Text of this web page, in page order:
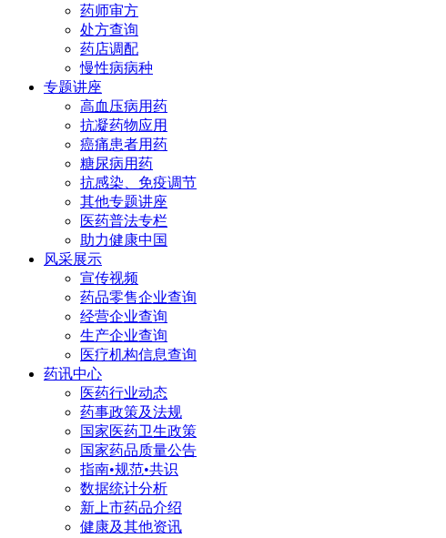
药师审方
处方查询
药店调配
慢性病病种
专题讲座
高血压病用药
抗凝药物应用
癌痛患者用药
糖尿病用药
抗感染、免疫调节
其他专题讲座
医药普法专栏
助力健康中国
风采展示
宣传视频
药品零售企业查询
经营企业查询
生产企业查询
医疗机构信息查询
药讯中心
医药行业动态
药事政策及法规
国家医药卫生政策
国家药品质量公告
指南•规范•共识
数据统计分析
新上市药品介绍
健康及其他资讯